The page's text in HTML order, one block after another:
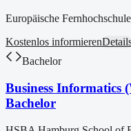
Europäische
Kostenlos informieren
Bachelor
Business Informatics
Bachelor